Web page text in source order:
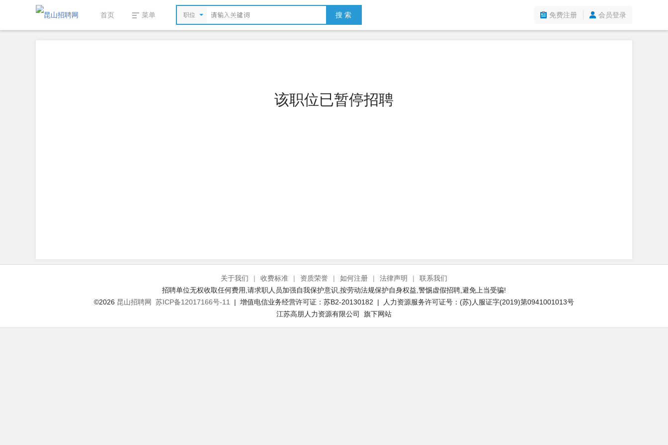
首页 菜单 职位 搜 索 免费注册 会员登录
该职位已暂停招聘
关于我们 | 收费标准 | 资质荣誉 | 如何注册 | 法律声明 |
联系我们
招聘单位无权收取任何费用,请求职人员加强自我保护意识,按劳动法规保护自身权益,警惕虚假招聘,避免上当受骗!
©2026 昆山招聘网 苏ICP备12017166号-11
| 增值电信业务经营许可证：苏B2-20130182 | 人力资源服务许可证号：(苏)人服证字(2019)第0941001013号
江苏高朋人力资源有限公司 旗下网站